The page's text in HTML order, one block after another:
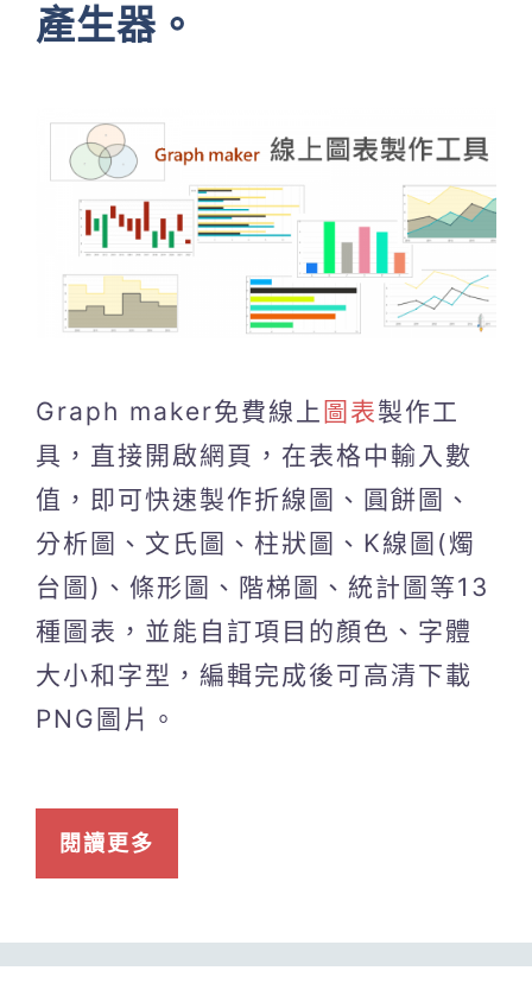
產生器。
Graph maker免費線上 圖表製作工
具，直接開啟網頁，在表格中輸入數
值，即可快速製作折線圖、圓餅圖、
分析圖、文氏圖、柱狀圖、K線圖(燭
台圖)、條形圖、階梯圖、統計圖等13
種圖表，並能自訂項目的顏色、字體
大小和字型，編輯完成後可高清下載
PNG圖片。
閱讀更多